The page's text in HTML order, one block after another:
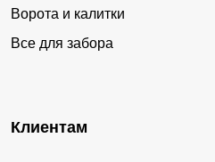
Ворота и калитки
Все для забора
Клиентам